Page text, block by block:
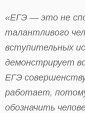
«ЕГЭ — это не
талантливого
вступительных
демонстрирует
ЕГЭ
работает,
обозначить